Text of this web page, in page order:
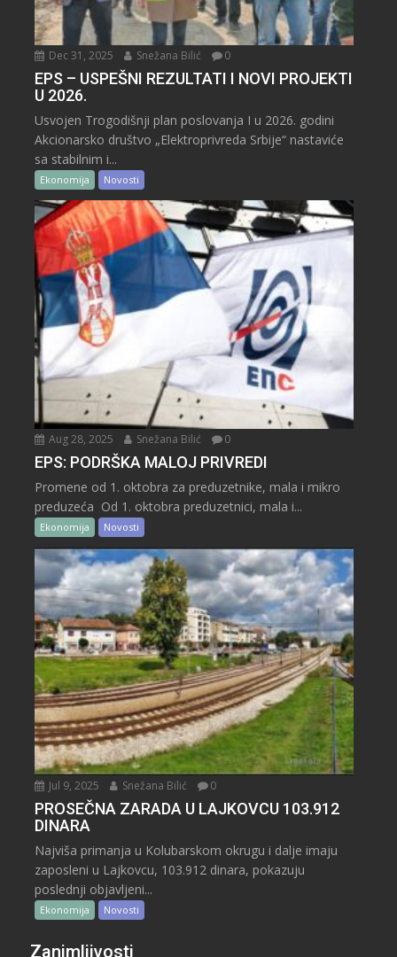
Dec 31, 2025 Snežana Bilić 0
EPS – USPEŠNI REZULTATI I NOVI PROJEKTI
U 2026.
Usvojen Trogodišnji plan poslovanja I u 2026. godini
Akcionarsko društvo „Elektroprivreda Srbije“ nastaviće
sa stabilnim i...
Ekonomija Novosti
Aug 28, 2025 Snežana Bilić 0
EPS: PODRŠKA MALOJ PRIVREDI
Promene od 1. oktobra za preduzetnike, mala i mikro
preduzeća Od 1. oktobra preduzetnici, mala i...
Ekonomija Novosti
Jul 9, 2025 Snežana Bilić 0
PROSEČNA ZARADA U LAJKOVCU 103.912
DINARA
Najviša primanja u Kolubarskom okrugu i dalje imaju
zaposleni u Lajkovcu, 103.912 dinara, pokazuju
poslednji objavljeni...
Ekonomija Novosti
Zanimljivosti